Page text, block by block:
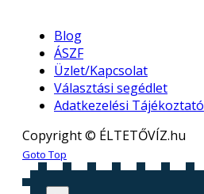
Blog
ÁSZF
Üzlet/Kapcsolat
Választási segédlet
Adatkezelési Tájékoztató
Copyright © ÉLTETŐVÍZ.hu
Joomla! 3 Templates
Goto Top
Bezárom